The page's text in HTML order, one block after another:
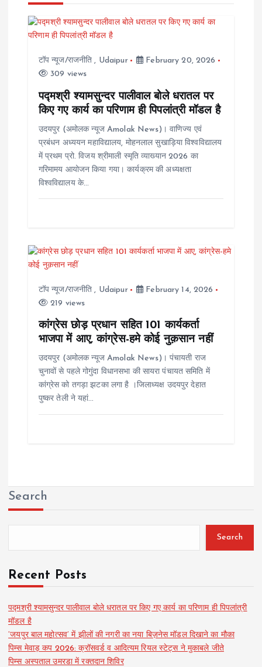
v
टॉप न्यूज/राजनीति , Udaipur
February 20, 2026
309 views
पद्मश्री श्यामसुन्दर पालीवाल बोले धरातल पर
किए गए कार्य का परिणाम ही पिपलांत्री मॉडल है
उदयपुर (अमोलक न्यूज Amolak News)। वाणिज्य एवं
प्रबंधन अध्ययन महाविद्यालय, मोहनलाल सुखाड़िया विश्वविद्यालय
में प्रथम प्रो. विजय श्रीमाली स्मृति व्याख्यान 2026 का
गरिमामय आयोजन किया गया। कार्यक्रम की अध्यक्षता
विश्वविद्यालय के…
टॉप न्यूज/राजनीति , Udaipur
February 14, 2026
219 views
कांग्रेस छोड़ प्रधान सहित 101 कार्यकर्ता
भाजपा में आए, कांग्रेस-हमे कोई नुक़सान नहीं
उदयपुर (अमोलक न्यूज Amolak News)। पंचायती राज
चुनावों से पहले गोगुंदा विधानसभा की सायरा पंचायत समिति में
कांग्रेस को तगड़ा झटका लगा है ।जिलाध्यक्ष उदयपुर देहात
पुष्कर तेली ने यहां…
Search
Search
Recent Posts
पद्मश्री श्यामसुन्दर पालीवाल बोले धरातल पर किए गए कार्य का परिणाम ही पिपलांत्री
मॉडल है
‘जयपुर बाल महोत्सव’ में झीलों की नगरी का नया बिज़नेस मॉडल दिखाने का मौका
पिम्स मेवाड़ कप 2026: क्रॉसवर्ड व आदित्यम रियल स्टेट्स ने मुकाबले जीते
पिम्स अस्पताल उमरडा में रक्तदान शिविर